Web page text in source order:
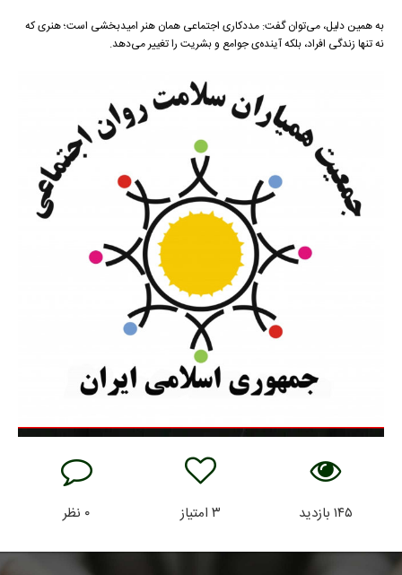
به همین دلیل، می‌توان گفت: مددکاری اجتماعی همان هنر امیدبخشی است؛ هنری که
نه تنها زندگی افراد، بلکه آینده‌ی جوامع و بشریت را تغییر می‌دهد.
۱۴۵ بازدید ۳امتیاز ۰ نظر